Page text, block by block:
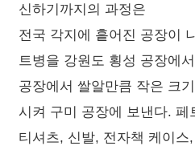
신하기까지의 과정은
전국 각지에 흩어진 공장이
트병을 강원도 횡성 공장에
공장에서 쌀알만큼 작은 크
시켜 구미 공장에 보낸다. 페
티셔츠, 신발, 전자책 케이